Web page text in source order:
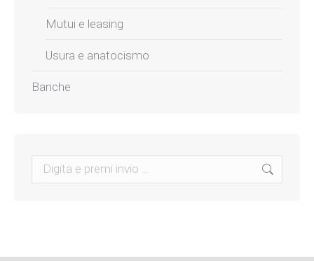
Mutui e leasing
Usura e anatocismo
Banche
Search: